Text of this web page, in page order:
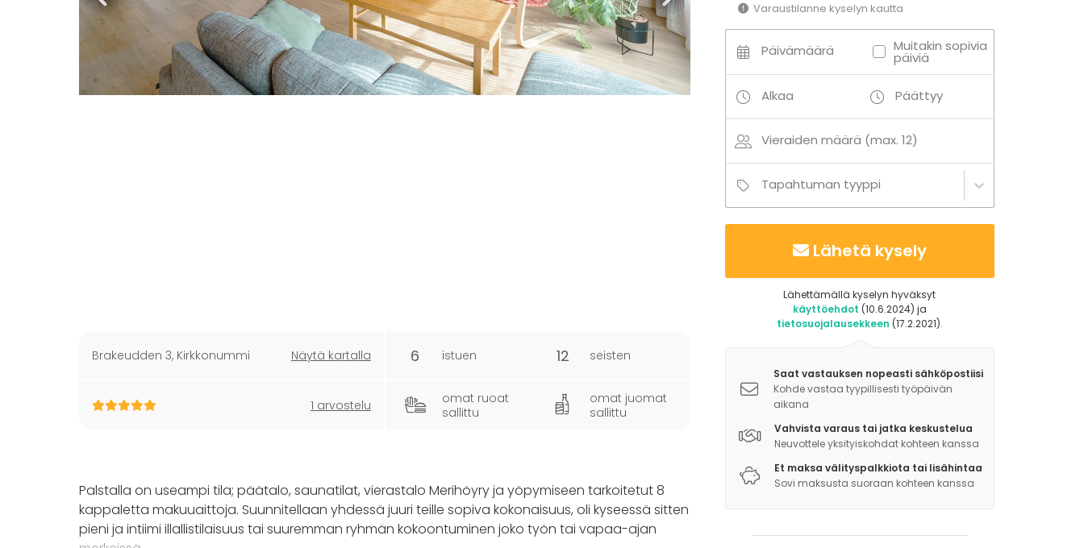
Brakeudden 3, Kirkkonummi Näytä kartalla
1 arvostelu
6 istuen 12 seisten
omat ruoat
sallittu
omat juomat
sallittu
Palstalla on useampi tila; päätalo, saunatilat, vierastalo Merihöyry ja yöpymiseen tarkoitetut 8
kappaletta makuuaittoja. Suunnitellaan yhdessä juuri teille sopiva kokonaisuus, oli kyseessä sitten
pieni ja intiimi illallistilaisuus tai suuremman ryhmän kokoontuminen joko työn tai vapaa-ajan
Varaustilanne kyselyn kautta
Päivämäärä Muitakin sopivia
päiviä
Alkaa Päättyy
Vieraiden määrä (max. 12)
Tapahtuman tyyppi
Lähetä kysely
Lähettämällä kyselyn hyväksyt
käyttöehdot (10.6.2024) ja
tietosuojalausekkeen (17.2.2021).
Saat vastauksen nopeasti sähköpostiisi
Kohde vastaa tyypillisesti työpäivän
aikana
Vahvista varaus tai jatka keskustelua
Neuvottele yksityiskohdat kohteen kanssa
Et maksa välityspalkkiota tai lisähintaa
Sovi maksusta suoraan kohteen kanssa